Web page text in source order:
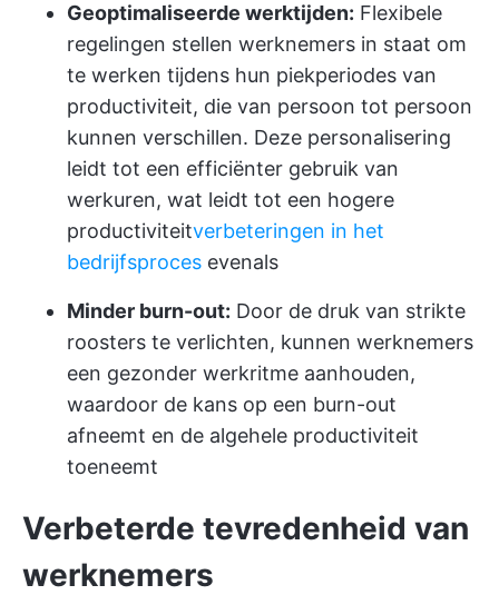
Geoptimaliseerde werktijden: Flexibele
regelingen stellen werknemers in staat om
te werken tijdens hun piekperiodes van
productiviteit, die van persoon tot persoon
kunnen verschillen. Deze personalisering
leidt tot een efficiënter gebruik van
werkuren, wat leidt tot een hogere
productiviteitverbeteringen in het
bedrijfsproces evenals
Minder burn-out: Door de druk van strikte
roosters te verlichten, kunnen werknemers
een gezonder werkritme aanhouden,
waardoor de kans op een burn-out
afneemt en de algehele productiviteit
toeneemt
Verbeterde tevredenheid van
werknemers